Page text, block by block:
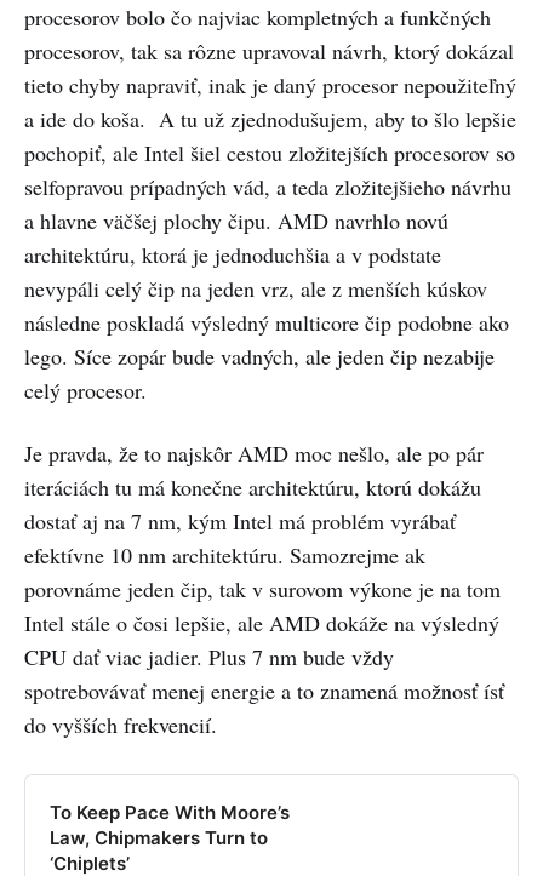
procesorov bolo čo najviac kompletných a funkčných
procesorov, tak sa rôzne upravoval návrh, ktorý dokázal
tieto chyby napraviť, inak je daný procesor nepoužiteľný
a ide do koša. A tu už zjednodušujem, aby to šlo lepšie
pochopiť, ale Intel šiel cestou zložitejších procesorov so
selfopravou prípadných vád, a teda zložitejšieho návrhu
a hlavne väčšej plochy čipu. AMD navrhlo novú
architektúru, ktorá je jednoduchšia a v podstate
nevypáli celý čip na jeden vrz, ale z menších kúskov
následne poskladá výsledný multicore čip podobne ako
lego. Síce zopár bude vadných, ale jeden čip nezabije
celý procesor.
Je pravda, že to najskôr AMD moc nešlo, ale po pár
iteráciách tu má konečne architektúru, ktorú dokážu
dostať aj na 7 nm, kým Intel má problém vyrábať
efektívne 10 nm architektúru. Samozrejme ak
porovnáme jeden čip, tak v surovom výkone je na tom
Intel stále o čosi lepšie, ale AMD dokáže na výsledný
CPU dať viac jadier. Plus 7 nm bude vždy
spotrebovávať menej energie a to znamená možnosť ísť
do vyšších frekvencií.
To Keep Pace With Moore’s
Law, Chipmakers Turn to
‘Chiplets’